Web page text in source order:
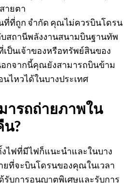
ายตา
ที่ที่ถูก จำกัด คุณไม่ควรบินโดรน
สถานีพลังงานสนามบินฐานทัพ
ป็นเจ้าของหรือทรัพย์สินของ
อกจากนี้คุณยังสามารถบินข้าม
ไหวได้ในบางประเทศ
ารถถ่ายภาพใน
น?
ไฟที่มีไฟก็แนะนำและในบาง
ที่จะบินโดรนของคุณในเวลา
บการอนุญาตพิเศษและรับการ